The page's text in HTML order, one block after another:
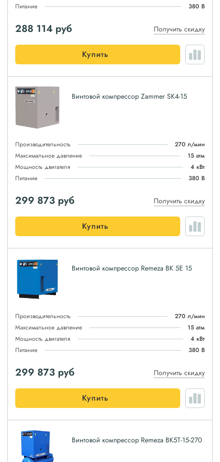
Питание
380 В
288 114 руб Получить скидку
Купить
Винтовой компрессор Zammer SK4-15
Производительность
270 л/мин
Максимальное давление
15 атм
Мощность двигателя
4 кВт
Питание
380 В
299 873 руб Получить скидку
Купить
Винтовой компрессор Remeza ВК 5E 15
Производительность
270 л/мин
Максимальное давление
15 атм
Мощность двигателя
4 кВт
Питание
380 В
299 873 руб Получить скидку
Купить
Винтовой компрессор Remeza ВК5Т-15-270